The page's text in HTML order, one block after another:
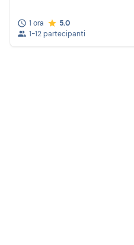
1 ora
5.0
1-12 partecipanti